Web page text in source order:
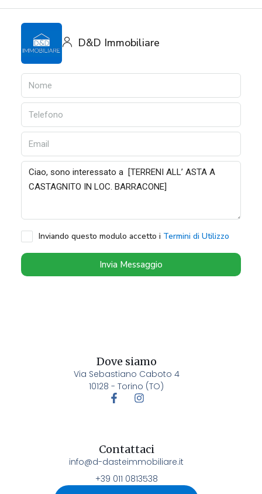
D&D Immobiliare
Inviando questo modulo accetto i Termini di Utilizzo
Invia Messaggio
Dove siamo
Via Sebastiano Caboto 4
10128 - Torino (TO)
Contattaci
info@d-dasteimmobiliare.it
+39 011 0813538